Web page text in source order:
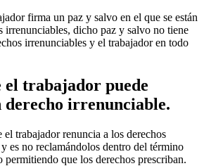
firma un paz y salvo en el que se están
irrenunciables, dicho paz y salvo no tiene
irrenunciables y el trabajador en todo
el trabajador puede
irrenunciable.
trabajador renuncia a los derechos
es no reclamándolos dentro del término
permitiendo que los derechos prescriban.